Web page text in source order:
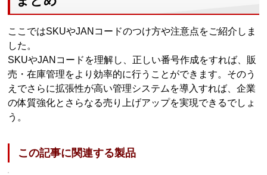
ここではSKUやJANコードのつけ方や注意点をご紹介しま
した。
SKUやJANコードを理解し、正しい番号作成をすれば、販
売・在庫管理をより効率的に行うことができます。そのう
えでさらに拡張性が高い管理システムを導入すれば、企業
の体質強化とさらなる売り上げアップを実現できるでしょ
う。
この記事に関連する製品